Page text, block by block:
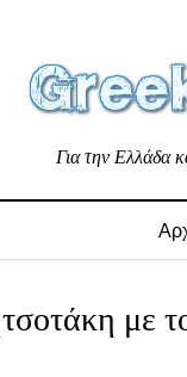
Για την Ελλάδα
με